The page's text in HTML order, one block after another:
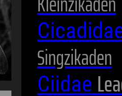
Singzikaden
Ciidae